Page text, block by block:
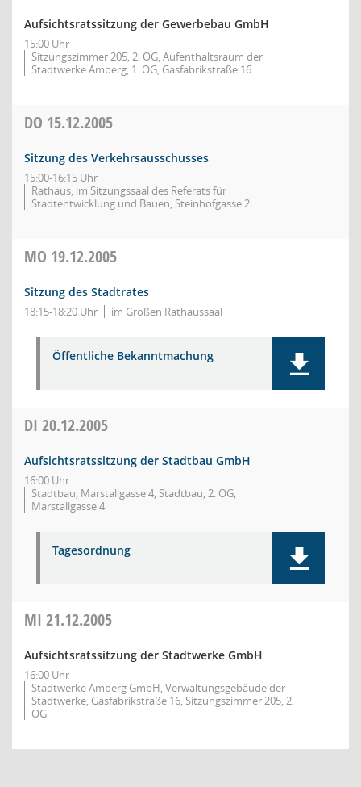
Aufsichtsratssitzung der Gewerbebau GmbH
15:00 Uhr
Sitzungszimmer 205, 2. OG, Aufenthaltsraum der
Stadtwerke Amberg, 1. OG, Gasfabrikstraße 16
DO 15.12.2005
Sitzung des Verkehrsausschusses
15:00-16:15 Uhr
Rathaus, im Sitzungssaal des Referats für
Stadtentwicklung und Bauen, Steinhofgasse 2
MO 19.12.2005
Sitzung des Stadtrates
18:15-18:20 Uhr im Großen Rathaussaal
Öffentliche Bekanntmachung
DI 20.12.2005
Aufsichtsratssitzung der Stadtbau GmbH
16:00 Uhr
Stadtbau, Marstallgasse 4, Stadtbau, 2. OG,
Marstallgasse 4
Tagesordnung
MI 21.12.2005
Aufsichtsratssitzung der Stadtwerke GmbH
16:00 Uhr
Stadtwerke Amberg GmbH, Verwaltungsgebäude der
Stadtwerke, Gasfabrikstraße 16, Sitzungszimmer 205, 2.
OG